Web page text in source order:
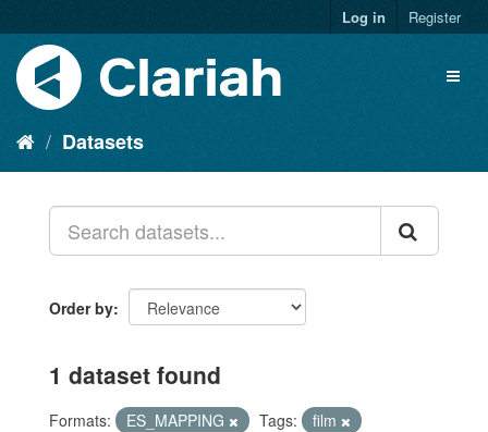
Log in Register
Datasets
Order by
1 dataset found
Formats: ES_MAPPING Tags:
film